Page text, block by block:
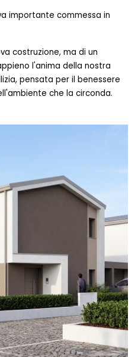
importante commessa in
costruzione, ma di un
l'anima della nostra
pensata per il benessere
che la circonda.